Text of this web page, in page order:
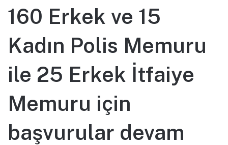
160 Erkek ve 15
Kadın Polis Memuru
ile 25 Erkek İtfaiye
Memuru için
başvurular devam